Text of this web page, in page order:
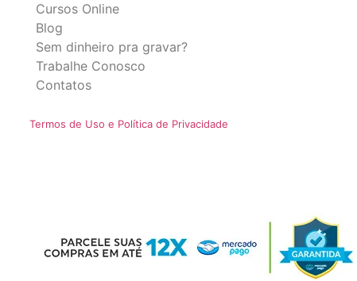
Cursos Online
Blog
Sem dinheiro pra gravar?
Trabalhe Conosco
Contatos
Termos de Uso e Política de Privacidade